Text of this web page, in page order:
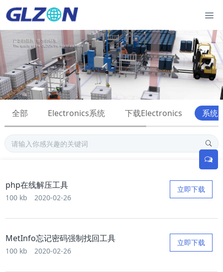
全部 Electronics系统 下载Electronics 系统
立即下载
php在线解压工具
100 kb 2020-02-26
立即下载
MetInfo忘记密码强制找回工具
100 kb 2020-02-26